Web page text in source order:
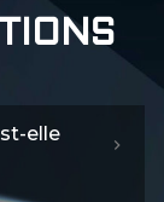
elle